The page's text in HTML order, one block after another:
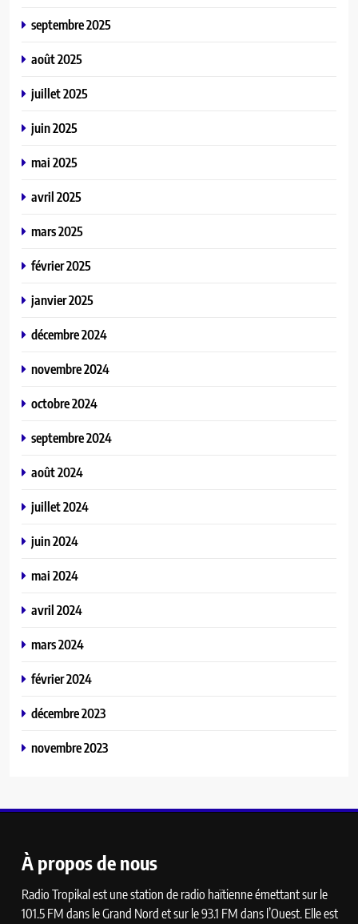
septembre 2025
août 2025
juillet 2025
juin 2025
mai 2025
avril 2025
mars 2025
février 2025
janvier 2025
décembre 2024
novembre 2024
octobre 2024
septembre 2024
août 2024
juillet 2024
juin 2024
mai 2024
avril 2024
mars 2024
février 2024
décembre 2023
novembre 2023
À propos de nous
Radio Tropikal est une station de radio haïtienne émettant sur le
101.5 FM dans le Grand Nord et sur le 93.1 FM dans l’Ouest. Elle est